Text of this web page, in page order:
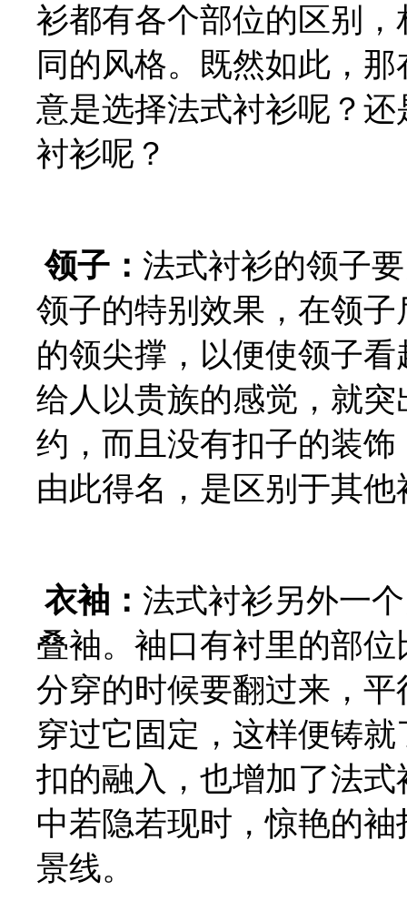
衫都有各个部位的区别
同的风格。既然如此，
意是选择法式衬衫呢？
衬衫呢？
领子： 法式衬衫的领子
领子的特别效果，在领
的领尖撑，以便使领子
给人以贵族的感觉，就
约，而且没有扣子的装
由此得名，是区别于其
衣袖： 法式衬衫另外一
叠袖。袖口有衬里的部
分穿的时候要翻过来，
穿过它固定，这样便铸
扣的融入，也增加了法
中若隐若现时，惊艳的
景线。